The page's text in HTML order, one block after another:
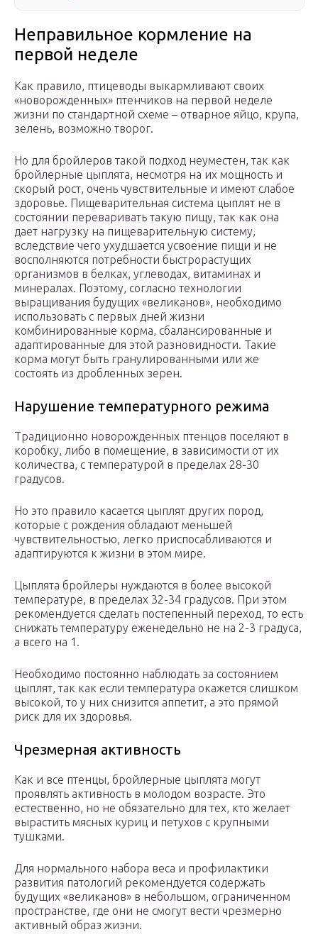
Неправильное кормление на
первой неделе
Как правило, птицеводы выкармливают своих
«новорожденных» птенчиков на первой неделе
жизни по стандартной схеме – отварное яйцо, крупа,
зелень, возможно творог.
Но для бройлеров такой подход неуместен, так как
бройлерные цыплята, несмотря на их мощность и
скорый рост, очень чувствительные и имеют слабое
здоровье. Пищеварительная система цыплят не в
состоянии переваривать такую пищу, так как она
дает нагрузку на пищеварительную систему,
вследствие чего ухудшается усвоение пищи и не
восполняются потребности быстрорастущих
организмов в белках, углеводах, витаминах и
минералах. Поэтому, согласно технологии
выращивания будущих «великанов», необходимо
использовать с первых дней жизни
комбинированные корма, сбалансированные и
адаптированные для этой разновидности. Такие
корма могут быть гранулированными или же
состоять из дробленных зерен.
Нарушение температурного режима
Традиционно новорожденных птенцов поселяют в
коробку, либо в помещение, в зависимости от их
количества, с температурой в пределах 28-30
градусов.
Но это правило касается цыплят других пород,
которые с рождения обладают меньшей
чувствительностью, легко приспосабливаются и
адаптируются к жизни в этом мире.
Цыплята бройлеры нуждаются в более высокой
температуре, в пределах 32-34 градусов. При этом
рекомендуется сделать постепенный переход, то есть
снижать температуру еженедельно не на 2-3 градуса,
а всего на 1.
Необходимо постоянно наблюдать за состоянием
цыплят, так как если температура окажется слишком
высокой, то у них снизится аппетит, а это прямой
риск для их здоровья.
Чрезмерная активность
Как и все птенцы, бройлерные цыплята могут
проявлять активность в молодом возрасте. Это
естественно, но не обязательно для тех, кто желает
вырастить мясных куриц и петухов с крупными
тушками.
Для нормального набора веса и профилактики
развития патологий рекомендуется содержать
будущих «великанов» в небольшом, ограниченном
пространстве, где они не смогут вести чрезмерно
активный образ жизни.